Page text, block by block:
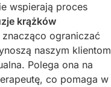
wspierają proces
krążków
ograniczać
naszym klientom
Polega ona na
co pomaga w